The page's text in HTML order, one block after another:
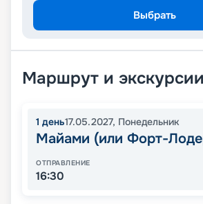
Выбрать
Маршрут и экскурсии
1 день17.05.2027, Понедельник
Майами (или Форт-
ОТПРАВЛЕНИЕ
16:30